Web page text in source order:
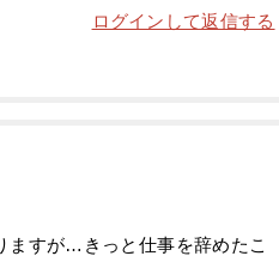
ログインして返信する
ますが…きっと仕事を辞めたこ